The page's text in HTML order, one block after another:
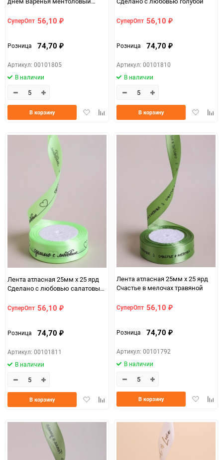
СуперОпт 56,10 ₽
Розница 74,70 ₽
Артикул: 00101805
В наличии
ДобавитьДобавить
В корзину
СуперОпт 56,10 ₽
Розница 74,70 ₽
Артикул: 00101810
В наличии
Добавить
В корзину
Лента атласная 25мм х 25 ярд
Сделано с любовью салатовый
СуперОпт 56,10 ₽
Розница 74,70 ₽
Артикул: 00101811
В наличии
ДобавитьДобавить
В корзину
Лента атласная 25мм х 25 ярд
Счастье в мелочах травяной
СуперОпт 56,10 ₽
Розница 74,70 ₽
Артикул: 00101792
В наличии
Добавить
В корзину